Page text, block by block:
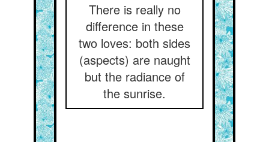
There is really no
difference in these
two loves: both sides
(aspects) are naught
but the radiance of
the sunrise.